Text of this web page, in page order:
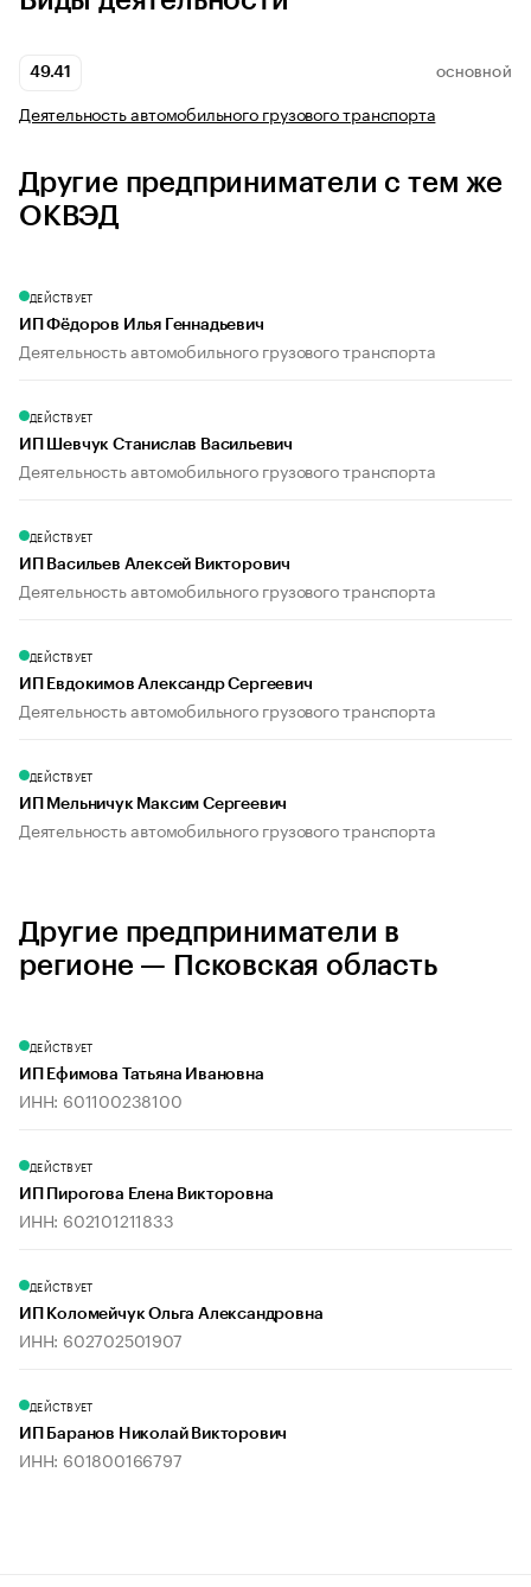
49.41 ОСНОВНОЙ
Деятельность автомобильного грузового транспорта
Другие предприниматели с тем же
ОКВЭД
ДЕЙСТВУЕТ
ИП Фёдоров Илья Геннадьевич
Деятельность автомобильного грузового транспорта
ДЕЙСТВУЕТ
ИП Шевчук Станислав Васильевич
Деятельность автомобильного грузового транспорта
ДЕЙСТВУЕТ
ИП Васильев Алексей Викторович
Деятельность автомобильного грузового транспорта
ДЕЙСТВУЕТ
ИП Евдокимов Александр Сергеевич
Деятельность автомобильного грузового транспорта
ДЕЙСТВУЕТ
ИП Мельничук Максим Сергеевич
Деятельность автомобильного грузового транспорта
Другие предприниматели в
регионе — Псковская область
ДЕЙСТВУЕТ
ИП Ефимова Татьяна Ивановна
ИНН: 601100238100
ДЕЙСТВУЕТ
ИП Пирогова Елена Викторовна
ИНН: 602101211833
ДЕЙСТВУЕТ
ИП Коломейчук Ольга Александровна
ИНН: 602702501907
ДЕЙСТВУЕТ
ИП Баранов Николай Викторович
ИНН: 601800166797